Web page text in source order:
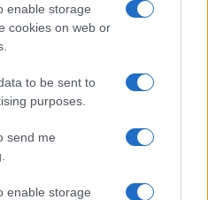
enable storage
cookies on web or
to be sent to
purposes.
send me
enable storage